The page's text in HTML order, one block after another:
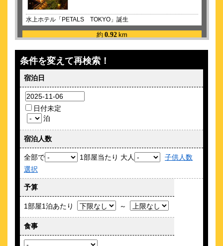
水上ホテル「PETALS TOKYO」誕生
約 0.92 km
酸泉 七福神の湯
\3,750～
チェックイン&アウト当日荷物預かり無料！3/1~朝食リニューア
ル★
アーバンステイ品川
“一軒家貸切タイプ”の施設で設備も充実！ 品川駅に近接で便
約 0.99 km
品川宿ゲストハウス＆ツアーズ
条件を変えて再検索！
宿泊日
日付未定
泊
宿泊人数
全部で 1部屋当たり 大人
子供人数
選択
予算
1部屋1泊あたり ～
食事